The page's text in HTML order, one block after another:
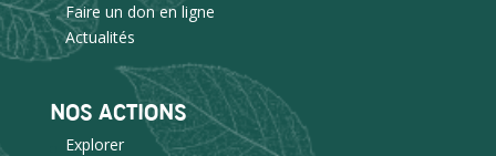
Faire un don en ligne
Actualités
NOS ACTIONS
Explorer